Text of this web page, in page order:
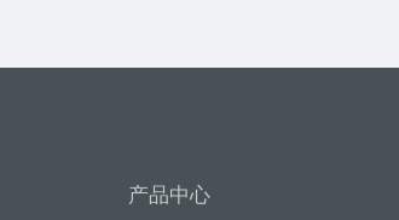
产品中心